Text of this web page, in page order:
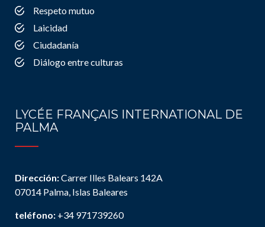
Respeto mutuo
Laicidad
Ciudadanía
Diálogo entre culturas
LYCÉE FRANÇAIS INTERNATIONAL DE
PALMA
Dirección:Carrer Illes Balears 142A
07014 Palma, Islas Baleares
teléfono: +34 971739260